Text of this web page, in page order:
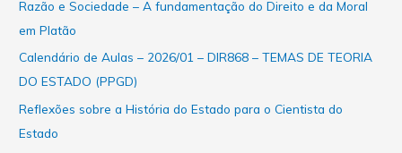
Razão e Sociedade – A fundamentação do Direito e da Moral
em Platão
Calendário de Aulas – 2026/01 – DIR868 – TEMAS DE TEORIA
DO ESTADO (PPGD)
Reflexões sobre a História do Estado para o Cientista do
Estado